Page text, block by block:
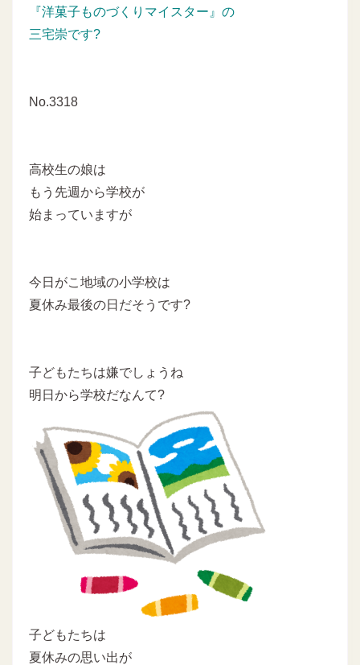
『洋菓子ものづくりマイスター』の
三宅崇です?
No.3318
高校生の娘は
もう先週から学校が
始まっていますが
今日がこ地域の小学校は
夏休み最後の日だそうです?
子どもたちは嫌でしょうね
明日から学校だなんて?
子どもたちは
夏休みの思い出が